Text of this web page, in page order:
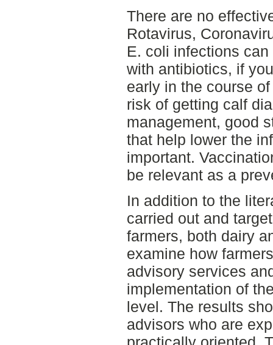
There are no
Rotavirus,
E. coli infections
with antibiotics, if
early in the course
risk of getting calf
management, good
that help lower the
important.
be relevant as a
In addition to the
carried out and
farmers, both dairy
examine how
advisory services
implementation of
level. The results
advisors who are